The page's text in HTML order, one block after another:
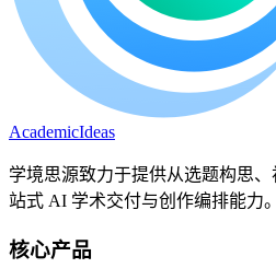
AcademicIdeas
学境思源致力于提供从选题构思
站式 AI 学术交付与创作编排能力。
核心产品